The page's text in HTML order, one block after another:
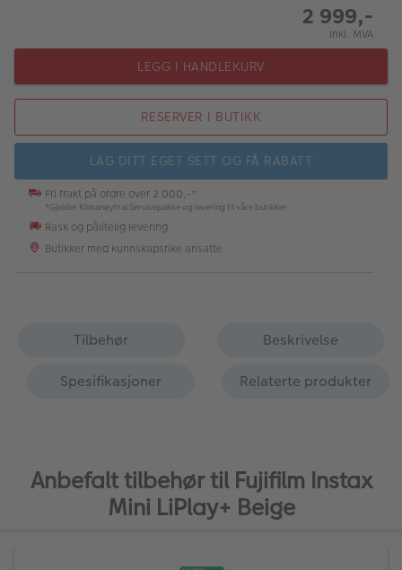
2 999,-
Inkl. MVA
LEGG I HANDLEKURV
RESERVER I BUTIKK
LAG DITT EGET SETT OG FÅ RABATT
Fri frakt på ordre over 2 000,-*
*Gjelder Klimanøytral Servicepakke og levering til våre butikker
Rask og pålitelig levering
Butikker med kunnskapsrike ansatte
Tilbehør
Beskrivelse
Spesifikasjoner
Relaterte produkter
Anbefalt tilbehør til Fujifilm Instax
Mini LiPlay+ Beige